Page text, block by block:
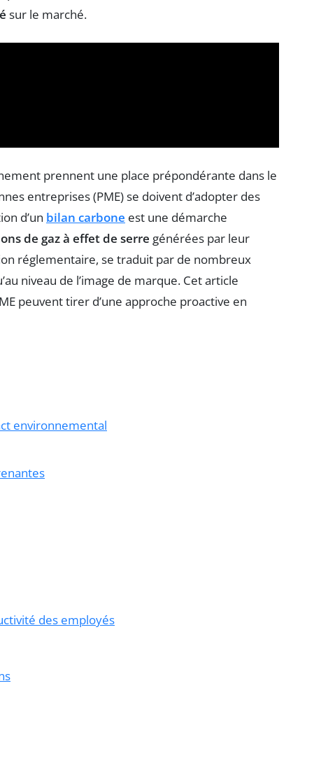
sur le marché.
prennent une place prépondérante dans le
entreprises (PME) se doivent d’adopter des
d’un bilan carbone est une démarche
de gaz à effet de serre générées par leur
réglementaire, se traduit par de nombreux
niveau de l’image de marque. Cet article
peuvent tirer d’une approche proactive en
environnemental
des employés